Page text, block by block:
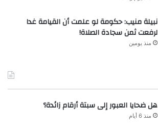
نبيلة منيب: حكومة لو علمت أن القيامة غدا
لرفعت ثمن سجادة الصلاة!
منذ يومين
هل ضحايا العبور إلى سبتة أرقام زائدة؟
منذ 6 أيام